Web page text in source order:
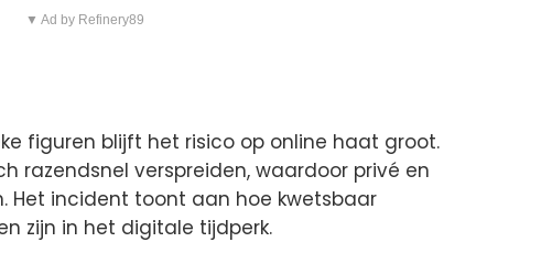
▼ Ad by Refinery89
figuren blijft het risico op online haat groot.
razendsnel verspreiden, waardoor privé en
Het incident toont aan hoe kwetsbaar
zijn in het digitale tijdperk.